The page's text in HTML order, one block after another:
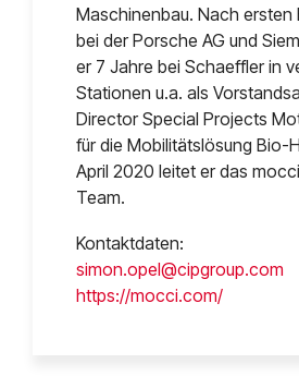
Maschinenbau. Nach ersten
bei der Porsche AG und
er 7 Jahre bei Schaeffler in
Stationen u.a. als
Director Special Projects
für die Mobilitätslösung Bio-
April 2020 leitet er das
Team.
Kontaktdaten:
simon.opel@cipgroup.com
https://mocci.com/